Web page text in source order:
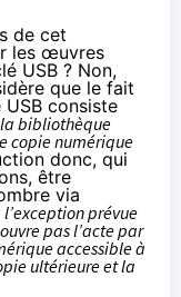
de cet
les œuvres
USB ? Non,
que le fait
USB consiste
bibliothèque
copie numérique
donc, qui
être
via
l’exception prévue
pas l’acte par
accessible à
ultérieure et la